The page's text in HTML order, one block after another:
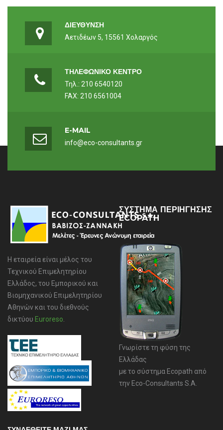
ΔΙΕΥΘΥΝΣΗ
Αετιδέων 5, 15561 Χολαργός
ΤΗΛΕΦΩΝΙΚΟ ΚΕΝΤΡΟ
Τηλ.: 210 6540120
FAX: 210 6561004
E-MAIL
info@eco-consultants.gr
Η εταιρεία είναι μέλος του
Τεχνικού Επιμελητηρίου
Ελλάδος, του Εμπορικού και
Βιομηχανικού Επιμελητηρίου
Αθηνών και του διεθνούς
δικτύου Euroreso
ΣΥΣΤΗΜΑ ΠΕΡΙΗΓΗΣΗΣ
ECOPATH
Γνωρίστε τη φύση της
Ελλάδας
με το σύστημα Ecopath από
την Eco-Consultants S.A.